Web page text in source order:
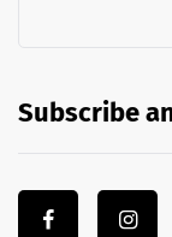
Subscribe